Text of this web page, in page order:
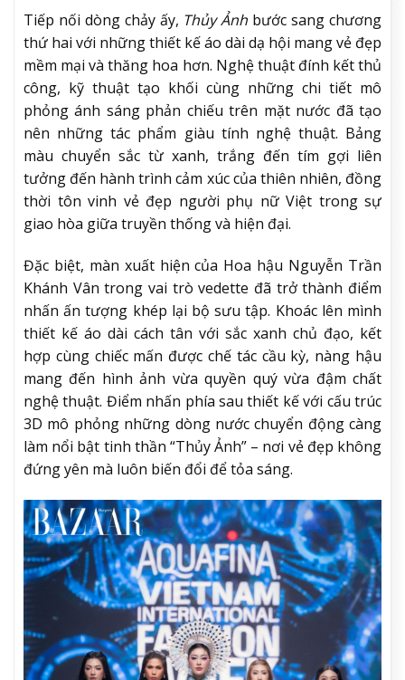
Tiếp nối dòng chảy ấy, Thủy Ảnh bước sang chương
thứ hai với những thiết kế áo dài dạ hội mang vẻ đẹp
mềm mại và thăng hoa hơn. Nghệ thuật đính kết thủ
công, kỹ thuật tạo khối cùng những chi tiết mô
phỏng ánh sáng phản chiếu trên mặt nước đã tạo
nên những tác phẩm giàu tính nghệ thuật. Bảng
màu chuyển sắc từ xanh, trắng đến tím gợi liên
tưởng đến hành trình cảm xúc của thiên nhiên, đồng
thời tôn vinh vẻ đẹp người phụ nữ Việt trong sự
giao hòa giữa truyền thống và hiện đại.
Đặc biệt, màn xuất hiện của Hoa hậu Nguyễn Trần
Khánh Vân trong vai trò vedette đã trở thành điểm
nhấn ấn tượng khép lại bộ sưu tập. Khoác lên mình
thiết kế áo dài cách tân với sắc xanh chủ đạo, kết
hợp cùng chiếc mấn được chế tác cầu kỳ, nàng hậu
mang đến hình ảnh vừa quyền quý vừa đậm chất
nghệ thuật. Điểm nhấn phía sau thiết kế với cấu trúc
3D mô phỏng những dòng nước chuyển động càng
làm nổi bật tinh thần “Thủy Ảnh” – nơi vẻ đẹp không
đứng yên mà luôn biến đổi để tỏa sáng.